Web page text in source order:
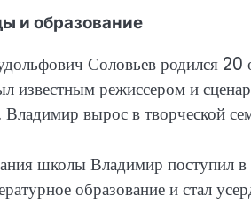
и образование
Соловьев родился
известным режиссером и
Владимир вырос в творческой
школы Владимир поступил
образование и стал